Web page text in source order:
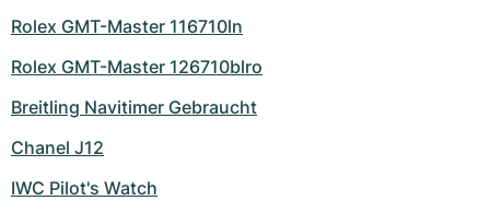
Rolex GMT-Master 116710ln
Rolex GMT-Master 126710blro
Breitling Navitimer Gebraucht
Chanel J12
IWC Pilot's Watch